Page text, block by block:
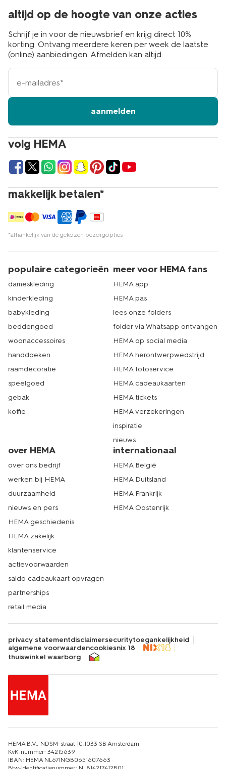
volg HEMA
makkelijk betalen*
*afhankelijk van de gekozen bezorgopties
altijd op de hoogte van onze acties
Schrijf je in voor de nieuwsbrief en krijg direct 10%
korting. Ontvang meerdere keren per week de laatste
(online) aanbiedingen. Afmelden kan altijd.
e-
mailadres
aanmelden
populaire categorieën
dameskleding
kinderkleding
babykleding
beddengoed
woonaccessoires
handdoeken
raamdecoratie
speelgoed
gebak
koffie
meer voor HEMA fans
HEMA app
HEMA pas
lees onze folders
folder via Whatsapp ontvangen
HEMA op social media
HEMA herontwerpwedstrijd
HEMA fotoservice
HEMA cadeaukaarten
HEMA tickets
HEMA verzekeringen
inspiratie
nieuws
over HEMA
over ons bedrijf
werken bij HEMA
duurzaamheid
nieuws en pers
HEMA geschiedenis
HEMA zakelijk
klantenservice
actievoorwaarden
saldo cadeaukaart opvragen
partnerships
retail media
internationaal
HEMA België
HEMA Duitsland
HEMA Frankrijk
HEMA Oostenrijk
privacy statementdisclaimersecuritytoegankelijkheid
algemene voorwaardencookiesnix 18
thuiswinkel waarborg
HEMA B.V., NDSM-straat 10,1033 SB Amsterdam
KvK-nummer: 34215639
IBAN: HEMA NL67INGB0651607663